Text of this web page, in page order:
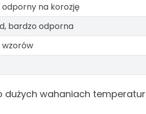
odporny na korozję
bardzo odporna
wzorów
wahaniach